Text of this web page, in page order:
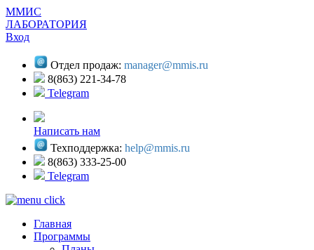
ММИС
ЛАБОРАТОРИЯ
Вход
Отдел продаж: manager@mmis.ru
8(863) 221-34-78
Telegram
Написать нам
Техподдержка: help@mmis.ru
8(863) 333-25-00
Telegram
Главная
Программы